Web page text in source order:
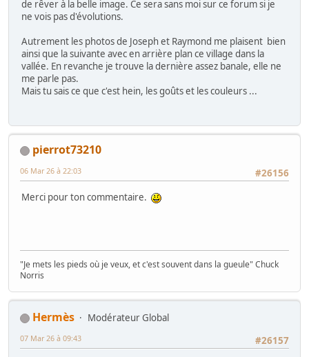
de rêver à la belle image. Ce sera sans moi sur ce forum si je
ne vois pas d'évolutions.
Autrement les photos de Joseph et Raymond me plaisent bien
ainsi que la suivante avec en arrière plan ce village dans la
vallée. En revanche je trouve la dernière assez banale, elle ne
me parle pas.
Mais tu sais ce que c'est hein, les goûts et les couleurs ...
pierrot73210
#26156
06 Mar 26 à 22:03
Merci pour ton commentaire.
"Je mets les pieds où je veux, et c'est souvent dans la gueule" Chuck
Norris
Hermès
Modérateur Global
#26157
07 Mar 26 à 09:43